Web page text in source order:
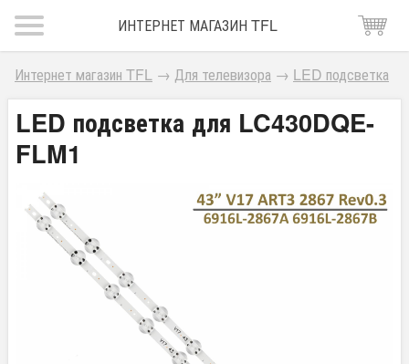
ИНТЕРНЕТ МАГАЗИН TFL
Интернет магазин TFL → Для телевизора → LED подсветка
LED подсветка для LC430DQE-
FLM1